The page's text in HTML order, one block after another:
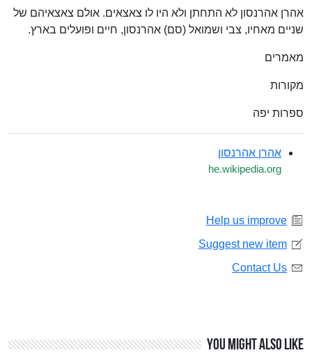
אהרן אהרנסון לא התחתן ולא היו לו צאצאים. אולם צאצאיהם של
שניים מאחיו, צבי ושמואל (סם) אהרנסון, חיים ופועלים בארץ.
מאמרים
מקורות
ספרות יפה
אהרן אהרנסון
he.wikipedia.org
Help us improve
Suggest new item
Contact Us
You might also like